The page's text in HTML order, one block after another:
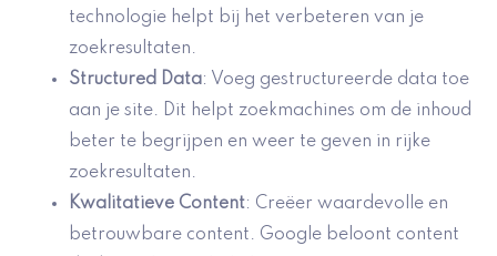
technologie helpt bij het verbeteren van je
zoekresultaten.
Structured Data: Voeg gestructureerde data toe
aan je site. Dit helpt zoekmachines om de inhoud
beter te begrijpen en weer te geven in rijke
zoekresultaten.
Kwalitatieve Content: Creëer waardevolle en
betrouwbare content. Google beloont content